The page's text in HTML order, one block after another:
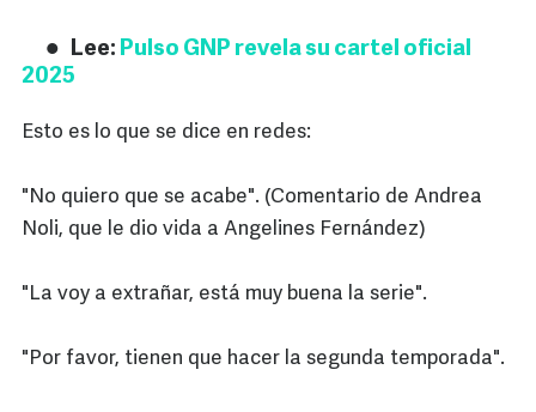
Lee: Pulso GNP revela su cartel oficial
2025
Esto es lo que se dice en redes:
"No quiero que se acabe". (Comentario de Andrea
Noli, que le dio vida a Angelines Fernández)
"La voy a extrañar, está muy buena la serie".
"Por favor, tienen que hacer la segunda temporada".